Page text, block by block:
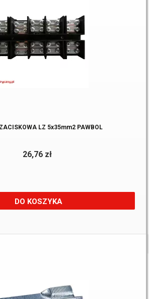
LZ 5x35mm2 PAWBOL
26,76 zł
DO KOSZYKA
Dostępne:20 Szt.